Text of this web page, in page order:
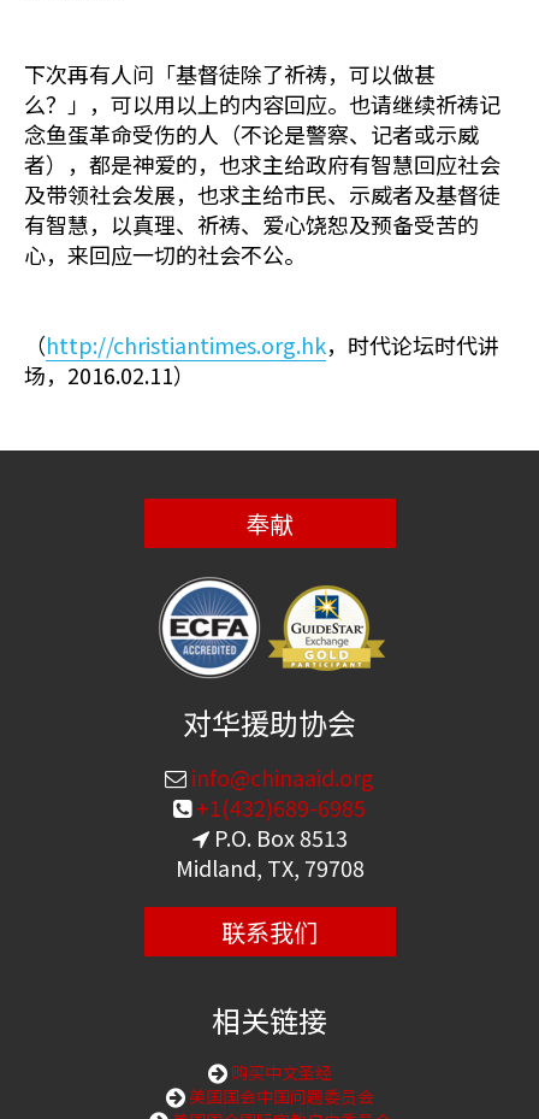
下次再有人问「基督徒除了祈祷，可以做甚
么？」，可以用以上的内容回应。也请继续祈祷记
念鱼蛋革命受伤的人（不论是警察、记者或示威
者），都是神爱的，也求主给政府有智慧回应社会
及带领社会发展，也求主给市民、示威者及基督徒
有智慧，以真理、祈祷、爱心饶恕及预备受苦的
心，来回应一切的社会不公。
（http://christiantimes.org.hk，时代论坛时代讲
场，2016.02.11）
奉献
对华援助协会
info@chinaaid.org
+1(432)689-6985
P.O. Box 8513
Midland, TX, 79708
联系我们
相关链接
购买中文圣经
美国国会中国问题委员会